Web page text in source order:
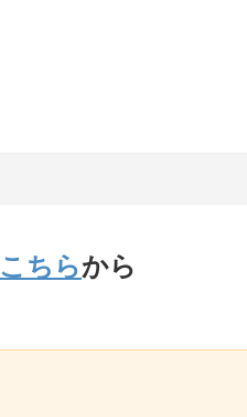
こちらから